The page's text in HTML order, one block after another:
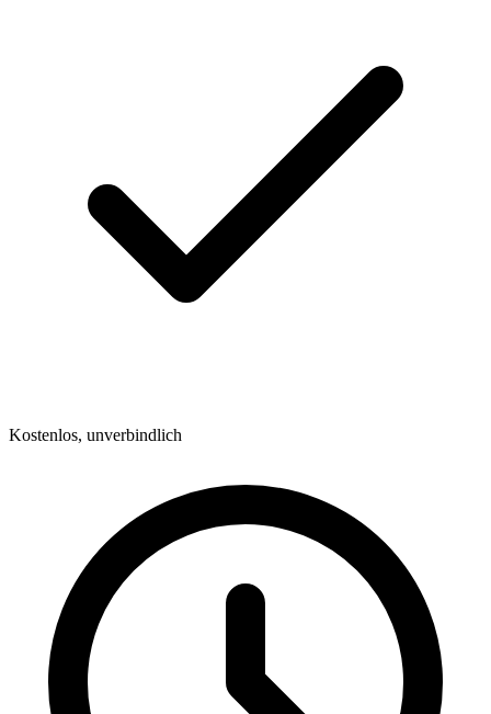
Kostenlos, unverbindlich